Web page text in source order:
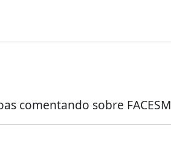
comentando sobre FACESM